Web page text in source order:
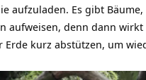
aufzuladen. Es gibt
aufweisen, denn dann
Erde kurz abstützen, um